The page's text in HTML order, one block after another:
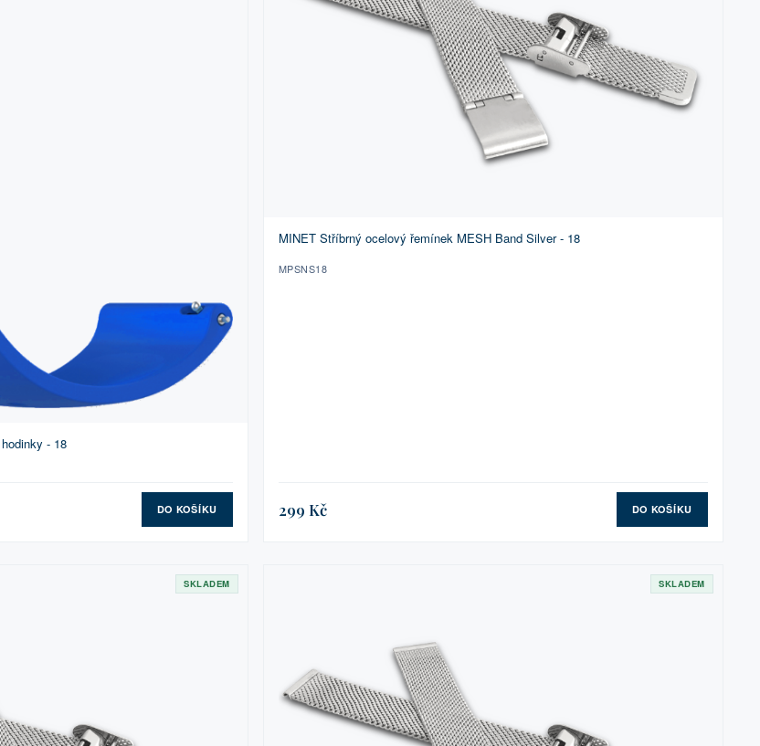
- 18
DO KOŠÍKU
MINET Stříbrný ocelový řemínek MESH Band Silver - 18
MPSNS18
299 Kč DO KOŠÍKU
SKLADEM SKLADEM